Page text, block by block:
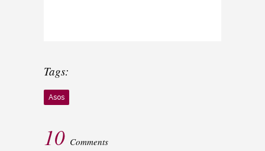
Tags:
Asos
10 Comments